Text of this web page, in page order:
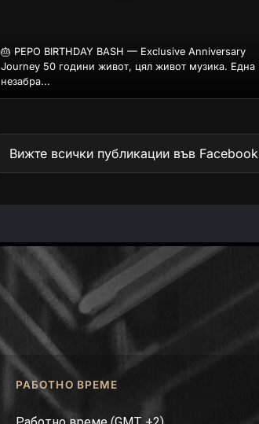
🎂 PEPO BIRTHDAY BASH — Exclusive Anniversary
Journey 50 години живот, цял живот музика. Една
незабра...
Вижте всички публикации във Facebook
РАБОТНО ВРЕМЕ